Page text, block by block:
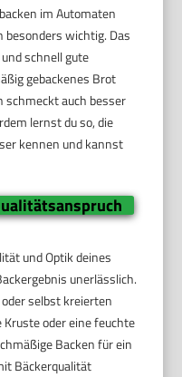
im Automaten
besonders wichtig. Das
schnell gute
gebackenes Brot
schmeckt auch besser
lernst du so, die
kennen und kannst
und Optik deines
unerlässlich.
selbst kreierten
oder eine feuchte
Backen für ein
Bäckerqualität